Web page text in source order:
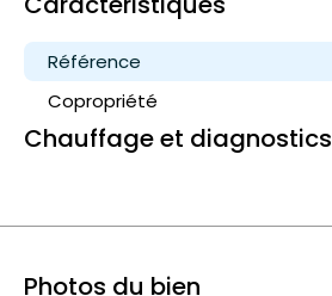
Référence
Copropriété
Chauffage et diagnostics
Photos du bien